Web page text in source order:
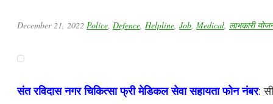
December 21, 2022 Police Defence Helpline Job Medical लाभकारी
संत रविदास नगर चिकित्सा फ्री मेडिकल सेवा सहायता फोन नंबर: